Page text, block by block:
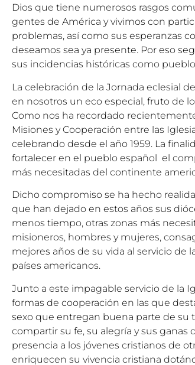
Dios que tiene numerosos rasgos
gentes de América y vivimos con
problemas, así como sus esperanzas
deseamos sea ya presente. Por eso
sus incidencias históricas como
La celebración de la Jornada eclesial
en nosotros un eco especial, fruto de
Como nos ha recordado
Misiones y Cooperación entre las
celebrando desde el año 1959. La
fortalecer en el pueblo español el
más necesitadas del continente
Dicho compromiso se ha hecho
que han dejado en estos años sus
menos tiempo, otras zonas más
misioneros, hombres y mujeres,
mejores años de su vida al servicio de
países americanos.
Junto a este impagable servicio de la
formas de cooperación en las que
sexo que entregan buena parte de su
compartir su fe, su alegría y sus ganas
presencia a los jóvenes cristianos de
enriquecen su vivencia cristiana